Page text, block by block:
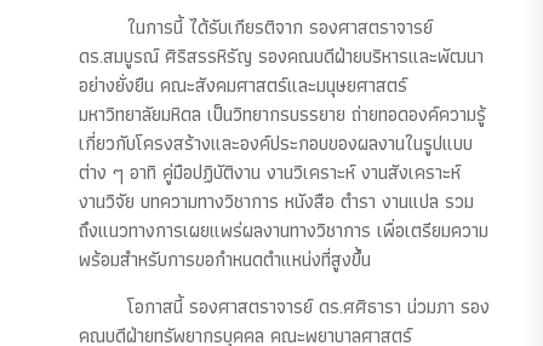
ในการนี้ ได้รับเกียรติจาก รองศาสตราจารย์
ดร.สมบูรณ์ ศิริสรรหิรัญ รองคณบดีฝ่ายบริหารและพัฒนา
อย่างยั่งยืน คณะสังคมศาสตร์และมนุษยศาสตร์
มหาวิทยาลัยมหิดล เป็นวิทยากรบรรยาย ถ่ายทอดองค์ความรู้
เกี่ยวกับโครงสร้างและองค์ประกอบของผลงานในรูปแบบ
ต่าง ๆ อาทิ คู่มือปฏิบัติงาน งานวิเคราะห์ งานสังเคราะห์
งานวิจัย บทความทางวิชาการ หนังสือ ตำรา งานแปล รวม
ถึงแนวทางการเผยแพร่ผลงานทางวิชาการ เพื่อเตรียมความ
พร้อมสำหรับการขอกำหนดตำแหน่งที่สูงขึ้น
โอกาสนี้ รองศาสตราจารย์ ดร.ศศิธารา น่วมภา รอง
คณบดีฝ่ายทรัพยากรบุคคล คณะพยาบาลศาสตร์